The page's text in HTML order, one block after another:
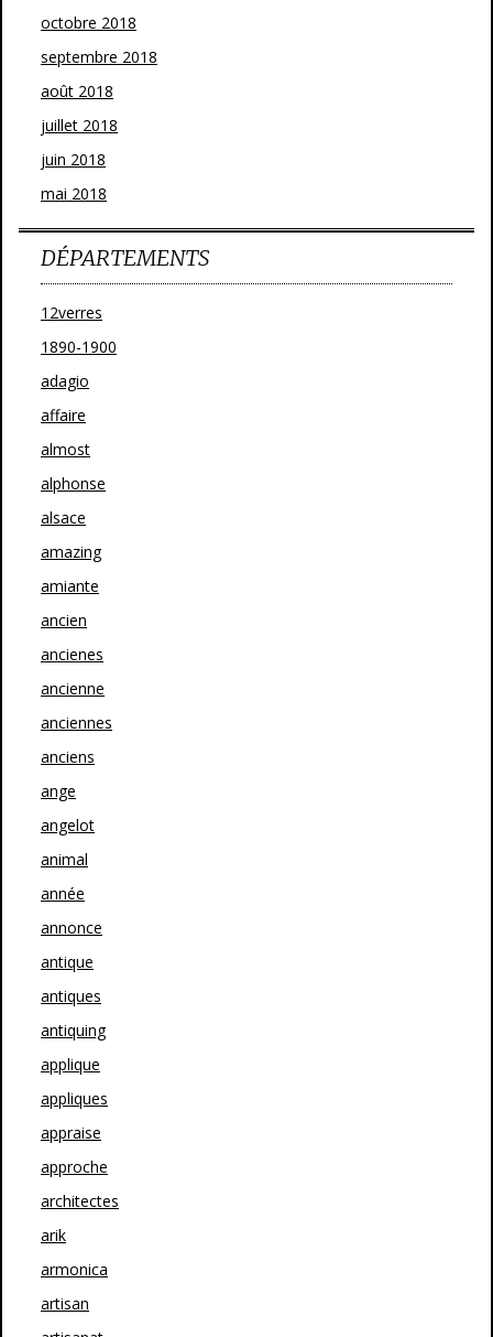
octobre 2018
septembre 2018
août 2018
juillet 2018
juin 2018
mai 2018
DÉPARTEMENTS
12verres
1890-1900
adagio
affaire
almost
alphonse
alsace
amazing
amiante
ancien
ancienes
ancienne
anciennes
anciens
ange
angelot
animal
année
annonce
antique
antiques
antiquing
applique
appliques
appraise
approche
architectes
arik
armonica
artisan